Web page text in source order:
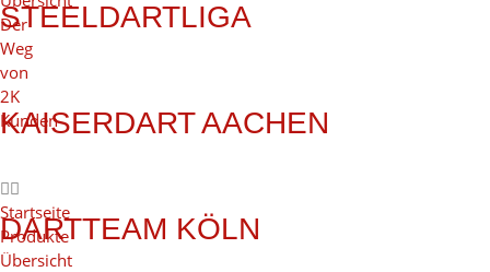
Der
Weg
von
2K
Kunden
Startseite
Produkte
Übersicht
STEELDARTLIGA
KAISERDART AACHEN
DARTTEAM KÖLN